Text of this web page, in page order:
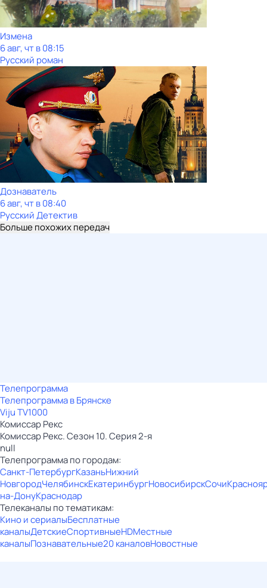
Измена
6 авг, чт в 08:15
Русский роман
Дознаватель
6 авг, чт в 08:40
Русский Детектив
Больше похожих передач
Телепрограмма
Телепрограмма в Брянске
Viju TV1000
Комиссар Рекс
Комиссар Рекс. Сезон 10. Серия 2-я
null
Телепрограмма по городам:
Санкт-ПетербургКазаньНижний
НовгородЧелябинскЕкатеринбургНовосибирскСочи
на-ДонуКраснодар
Телеканалы по тематикам:
Кино и сериалыБесплатные
каналыДетскиеСпортивныеHDМестные
каналыПознавательные20 каналовНовостные